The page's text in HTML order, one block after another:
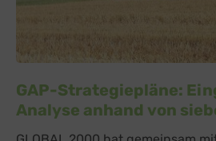
GAP-Strategiepläne:
Analyse anhand von